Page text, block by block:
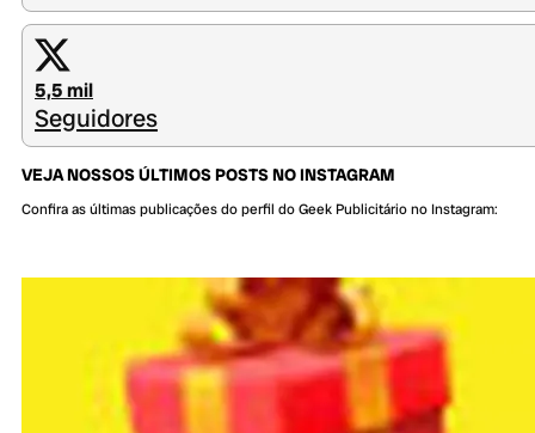
5,5 mil
Seguidores
VEJA NOSSOS ÚLTIMOS POSTS NO INSTAGRAM
Confira as últimas publicações do perfil do Geek Publicitário no Instagram: